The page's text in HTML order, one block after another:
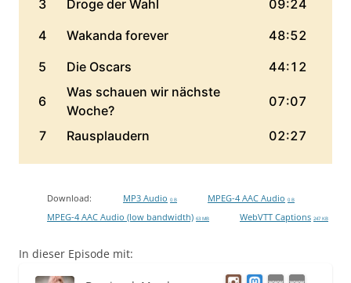
Download: MP3 Audio 0 B MPEG-4 AAC Audio 0 B
MPEG-4 AAC Audio (low bandwidth) 63 MB WebVTT Captions 247 KB
In dieser Episode mit: